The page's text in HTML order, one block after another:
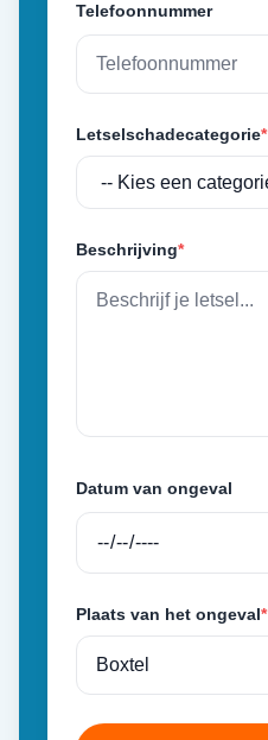
Telefoonnummer
Letselschadecategorie*
Beschrijving*
Datum van ongeval
Plaats van het ongeval*